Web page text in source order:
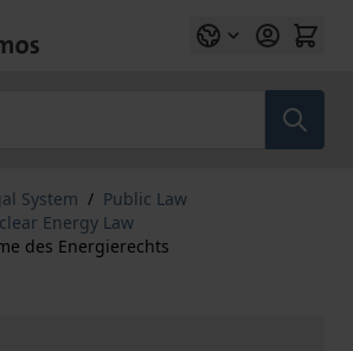
System / Public Law
Energy Law
des Energierechts